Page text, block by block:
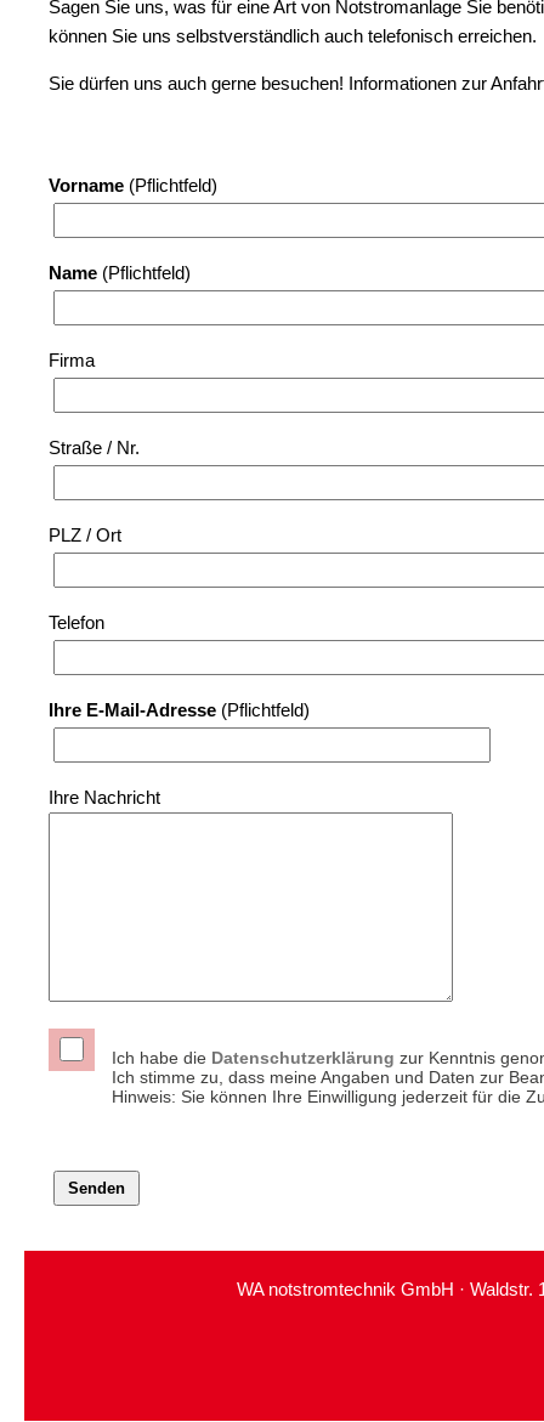
Sagen Sie uns, was für eine Art von Notstromanlage Sie
können Sie uns selbstverständlich auch telefonisch erreichen.
Sie dürfen uns auch gerne besuchen! Informationen zur
Vorname (Pflichtfeld)
Name (Pflichtfeld)
Firma
Straße / Nr.
PLZ / Ort
Telefon
Ihre E-Mail-Adresse (Pflichtfeld)
Ihre Nachricht
Ich habe die Datenschutzerklärung zur Kenntnis
Ich stimme zu, dass meine Angaben und Daten zur
Hinweis: Sie können Ihre Einwilligung jederzeit für die
WA notstromtechnik GmbH · Waldstr.